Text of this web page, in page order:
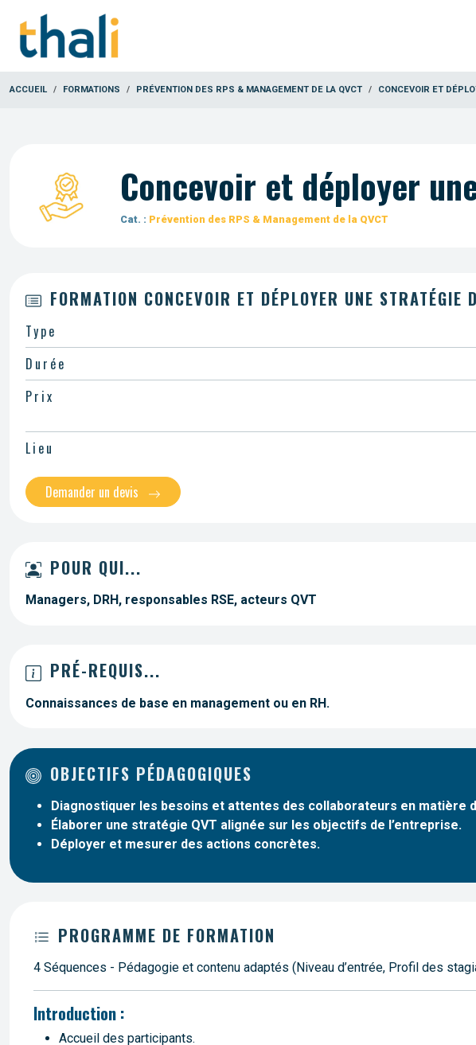
ACCUEIL FORMATIONS PRÉVENTION DES RPS & MANAGEMENT DE LA QVCT CONCEVOIR ET
Concevoir et déployer
Cat. : Prévention des RPS & Management de la QVCT
POUR QUI...
Managers, DRH, responsables RSE, acteurs QVT
PRÉ-REQUIS...
Connaissances de base en management ou en RH.
OBJECTIFS PÉDAGOGIQUES
Diagnostiquer les besoins et attentes des collaborateurs en matière
Élaborer une stratégie QVT alignée sur les objectifs de l’entreprise.
Déployer et mesurer des actions concrètes.
PROGRAMME DE FORMATION
4 Séquences - Pédagogie et contenu adaptés (Niveau d’entrée, Profil des
Introduction :
Accueil des participants.
FORMATION CONCEVOIR ET DÉPLOYER UNE STRATÉGIE
Type
Durée
Prix
Lieu
Demander un devis